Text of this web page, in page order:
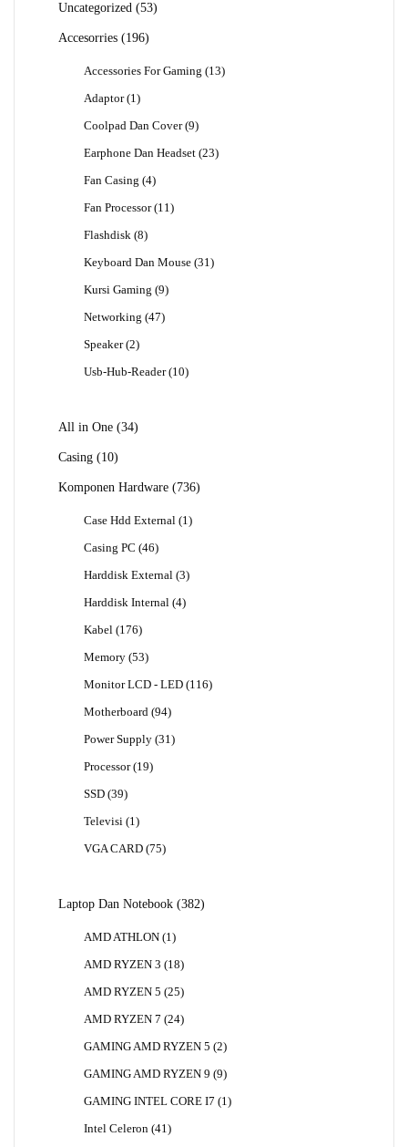
Uncategorized 5353
Accesorries
196196
Accessories For Gaming 1313
Adaptor 1 1
Coolpad Dan Cover 99
Earphone Dan Headset 2323
Fan Casing 44
Fan Processor 11 11
Flashdisk 88
Keyboard Dan Mouse 31 31
Kursi Gaming 99
Networking 4747
Speaker 22
Usb-Hub-Reader 1010
All in One 3434
Casing
1010
Komponen Hardware
736736
Case Hdd External 1 1
Casing PC 4646
Harddisk External 33
Harddisk Internal 44
Kabel
176176
Memory 5353
Monitor LCD - LED 116116
Motherboard 9494
Power Supply 31 31
Processor 1919
SSD 3939
Televisi
1 1
VGA CARD 7575
Laptop Dan Notebook 382382
AMD ATHLON 1 1
AMD RYZEN 3
1818
AMD RYZEN 5 2525
AMD RYZEN 7 2424
GAMING AMD RYZEN 5 22
GAMING AMD RYZEN 9 99
GAMING INTEL CORE I7
1 1
Intel Celeron 41 41